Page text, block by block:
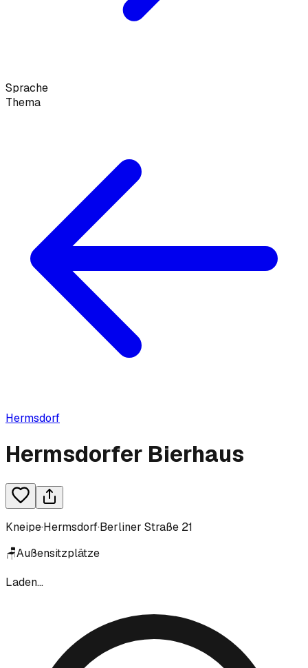
Sprache
Thema
Hermsdorf
Hermsdorfer Bierhaus
Kneipe·Hermsdorf·Berliner Straße 21
🪑Außensitzplätze
Laden...